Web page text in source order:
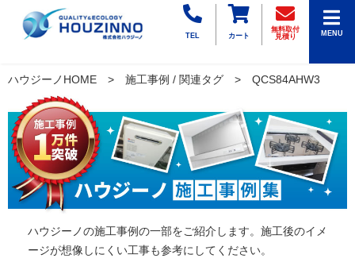
TEL カート
無料取付
見積り
MENU
ハウジーノHOME 施工事例 / 関連タグ QCS84AHW3
ハウジーノの施工事例の一部をご紹介します。施工後のイメ
ージが想像しにくい工事も参考にしてください。